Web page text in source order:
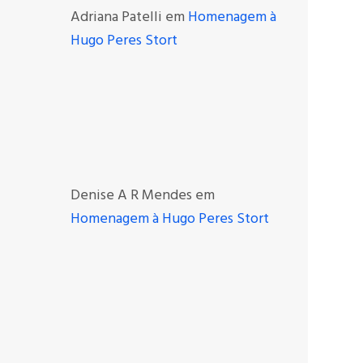
Adriana Patelli em Homenagem à
Hugo Peres Stort
Denise A R Mendes em
Homenagem à Hugo Peres Stort